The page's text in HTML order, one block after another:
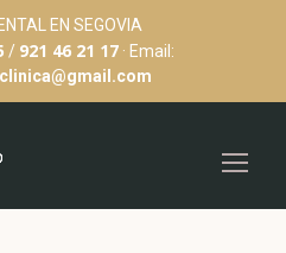
EN SEGOVIA
/ 921 46 21 17 · Email: